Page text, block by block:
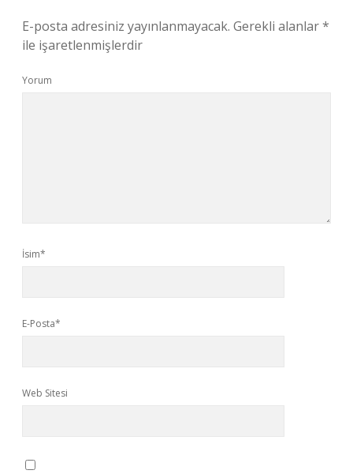
E-posta adresiniz yayınlanmayacak. Gerekli alanlar*
ile işaretlenmişlerdir
Yorum
İsim*
E-Posta*
Web Sitesi